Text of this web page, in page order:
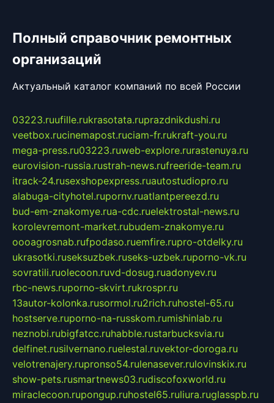
Полный справочник ремонтных
организаций
Актуальный каталог компаний по всей России
03223.ruufille.rukrasotata.ruprazdnikdushi.ru
veetbox.rucinemapost.ruciam-fr.rukraft-you.ru
mega-press.ru03223.ruweb-explore.rurastenuya.ru
eurovision-russia.rustrah-news.rufreeride-team.ru
itrack-24.rusexshopexpress.ruautostudiopro.ru
alabuga-cityhotel.rupornv.ruatlantpereezd.ru
bud-em-znakomye.rua-cdc.ruelektrostal-news.ru
korolevremont-market.rubudem-znakomye.ru
oooagrosnab.rufpodaso.ruemfire.rupro-otdelky.ru
ukrasotki.ruseksuzbek.ruseks-uzbek.ruporno-vk.ru
sovratili.ruolecoon.ruvd-dosug.ruadonyev.ru
rbc-news.ruporno-skvirt.rukrospr.ru
13autor-kolonka.rusormol.ru2rich.ruhostel-65.ru
hostserve.ruporno-na-russkom.rumishinlab.ru
neznobi.rubigfatcc.ruhabble.rustarbucksvia.ru
delfinet.rusilvernano.ruelestal.ruvektor-doroga.ru
velotrenajery.rupronso54.rulenasever.rulovinskix.ru
show-pets.rusmartnews03.rudiscofoxworld.ru
miraclecoon.rupongup.ruhostel65.ruliura.ruglasspb.ru